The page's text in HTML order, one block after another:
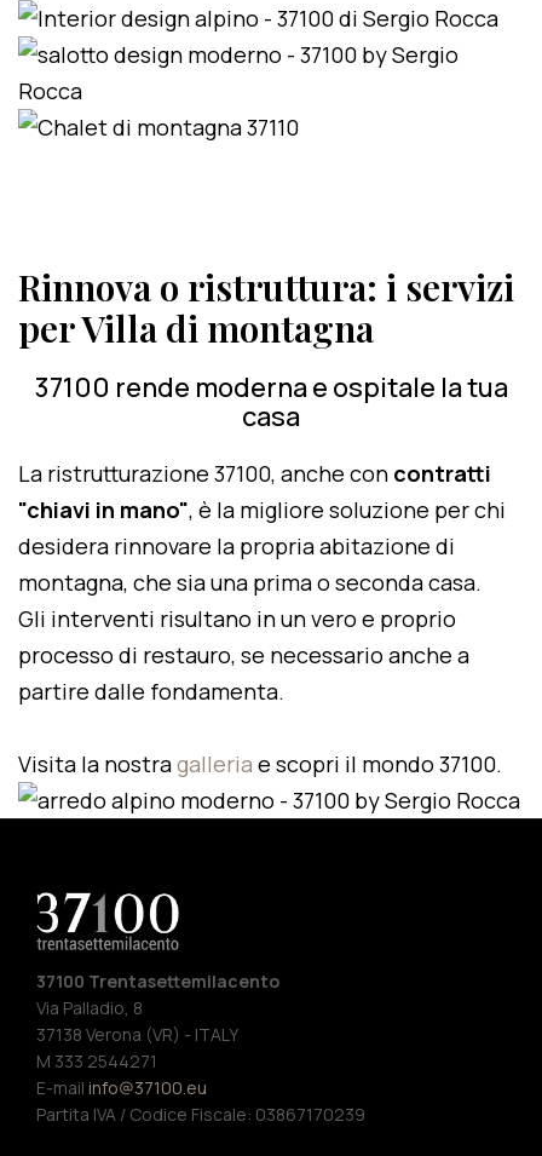
Rinnova o ristruttura: i servizi
per Villa di montagna
37100 rende moderna e ospitale la tua
casa
La ristrutturazione 37100, anche con contratti
"chiavi in mano", è la migliore soluzione per chi
desidera rinnovare la propria abitazione di
montagna, che sia una prima o seconda casa.
Gli interventi risultano in un vero e proprio
processo di restauro, se necessario anche a
partire dalle fondamenta.
Visita la nostragalleria e scopri il mondo 37100.
37100 Trentasettemilacento
Via Palladio, 8
37138 Verona (VR) - ITALY
M 333 2544271
E-mail info@37100.eu
Partita IVA / Codice Fiscale: 03867170239